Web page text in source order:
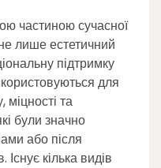
частиною сучасної
лише естетичний
підтримку
для
та
були значно
або після
кілька видів